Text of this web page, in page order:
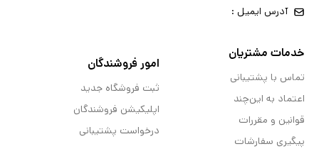
آدرس ایمیل :
خدمات مشتریان
تماس با پشتیبانی
اعتماد به این‌چند
قوانین و مقررات
پیگیری سفارشات
امور فروشندگان
ثبت فروشگاه جدید
اپلیکیشن فروشندگان
درخواست پشتیبانی